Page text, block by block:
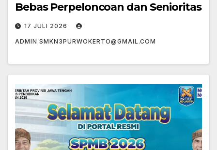
Bebas Perpeloncoan dan Senioritas
17 JULI 2026
ADMIN.SMKN3PURWOKERTO@GMAIL.COM